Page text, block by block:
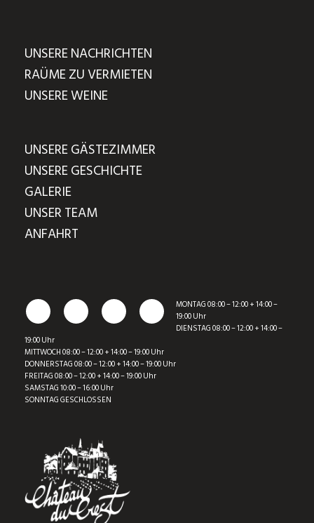
UNSERE NACHRICHTEN
RAÜME ZU VERMIETEN
UNSERE WEINE
UNSERE GÄSTEZIMMER
UNSERE GESCHICHTE
GALERIE
UNSER TEAM
ANFAHRT
MONTAG 08:00 – 12:00 + 14:00 –
19:00 Uhr
DIENSTAG 08:00 – 12:00 + 14:00 –
19:00 Uhr
MITTWOCH 08:00 – 12:00 + 14:00 – 19:00 Uhr
DONNERSTAG 08:00 – 12:00 + 14:00 – 19:00 Uhr
FREITAG 08:00 – 12:00 + 14:00 – 19:00 Uhr
SAMSTAG 10:00 – 16:00 Uhr
SONNTAG GESCHLOSSEN